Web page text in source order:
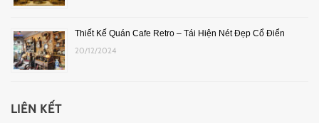
Thiết Kế Quán Cafe Retro – Tái Hiện Nét Đẹp Cổ Điển
20/12/2024
LIÊN KẾT